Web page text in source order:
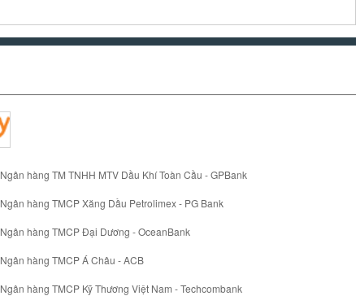
Ngân hàng TM TNHH MTV Dầu Khí Toàn Cầu - GPBank
Ngân hàng TMCP Xăng Dầu Petrolimex - PG Bank
Ngân hàng TMCP Đại Dương - OceanBank
Ngân hàng TMCP Á Châu - ACB
Ngân hàng TMCP Kỹ Thương Việt Nam - Techcombank